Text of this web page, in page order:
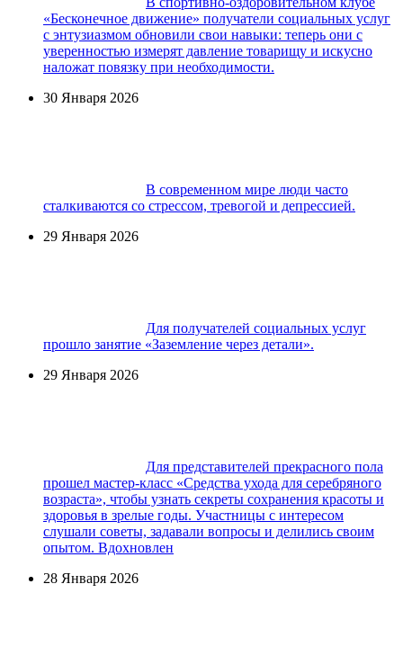
«Бесконечное движение» получатели социальных услуг
с энтузиазмом обновили свои навыки: теперь они с
уверенностью измерят давление товарищу и искусно
наложат повязку при необходимости.
30 Января 2026
В современном мире люди часто
сталкиваются со стрессом, тревогой и депрессией.
29 Января 2026
Для получателей социальных услуг
прошло занятие «Заземление через детали».
29 Января 2026
Для представителей прекрасного пола
прошел мастер-класс «Средства ухода для серебряного
возраста», чтобы узнать секреты сохранения красоты и
здоровья в зрелые годы. Участницы с интересом
слушали советы, задавали вопросы и делились своим
опытом. Вдохновлен
28 Января 2026